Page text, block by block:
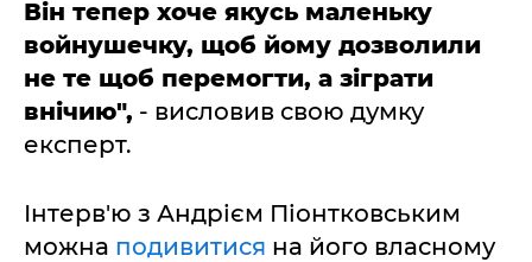
Він тепер хоче якусь маленьку
войнушечку, щоб йому дозволили
не те щоб перемогти, а зіграти
внічию", - висловив свою думку
експерт.
Інтерв'ю з Андрієм Піонтковським
можна подивитися на його власному